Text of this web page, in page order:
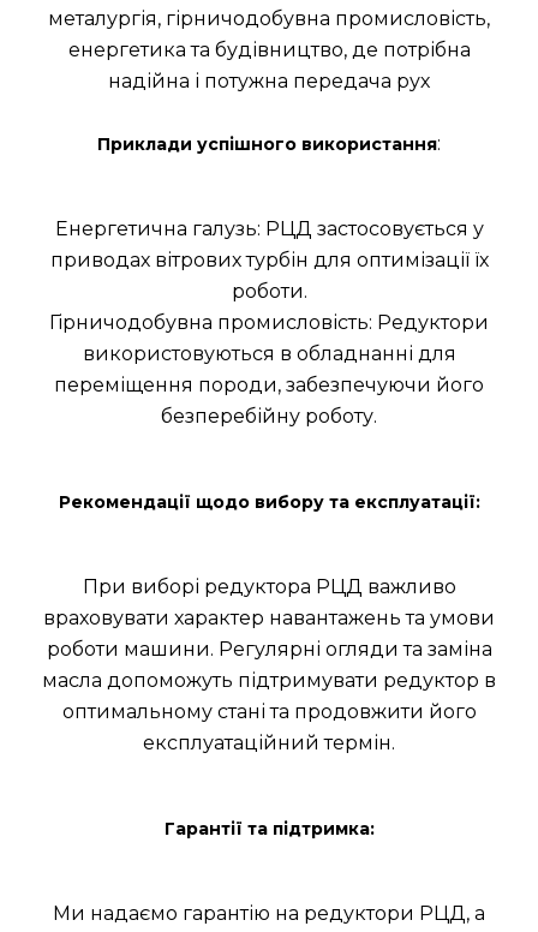
металургія, гірничодобувна промисловість,
енергетика та будівництво, де потрібна
надійна і потужна передача рух
Приклади успішного використання:
Енергетична галузь: РЦД застосовується у
приводах вітрових турбін для оптимізації їх
роботи.
Гірничодобувна промисловість: Редуктори
використовуються в обладнанні для
переміщення породи, забезпечуючи його
безперебійну роботу.
Рекомендації щодо вибору та експлуатації:
При виборі редуктора РЦД важливо
враховувати характер навантажень та умови
роботи машини. Регулярні огляди та заміна
масла допоможуть підтримувати редуктор в
оптимальному стані та продовжити його
експлуатаційний термін.
Гарантії та підтримка:
Ми надаємо гарантію на редуктори РЦД, а